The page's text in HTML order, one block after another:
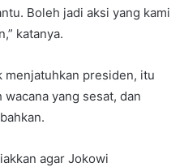
Boleh jadi aksi yang kami
katanya.
menjatuhkan presiden, itu
yang sesat, dan
agar Jokowi